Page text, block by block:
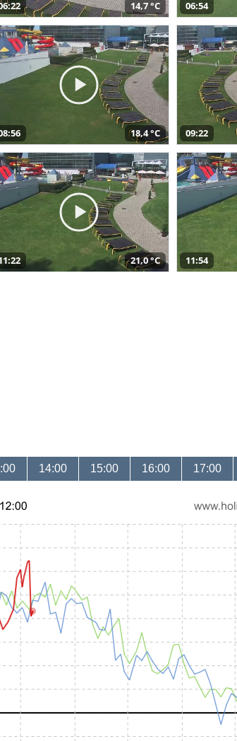
14,7 °C 06:54
18,4 °C 09:22
21,0 °C 11:54
14:00 15:00 16:00 17:00